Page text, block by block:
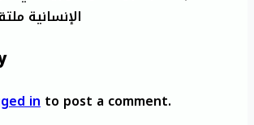
الإنسانية
into post a comment.